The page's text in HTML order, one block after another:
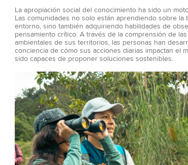
La apropiación social del conocimiento ha sido un
Las comunidades no solo están aprendiendo sobre la
entorno, sino también adquiriendo habilidades de
pensamiento crítico. A través de la comprensión de
ambientales de sus territorios, las personas han
conciencia de cómo sus acciones diarias impactan el
sido capaces de proponer soluciones sostenibles.